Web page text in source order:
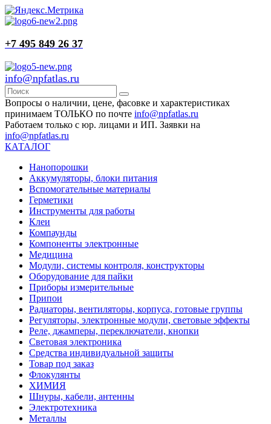
+7 495 849 26 37
info@npfatlas.ru
Вопросы о наличии, цене, фасовке и характеристиках
принимаем ТОЛЬКО по почте info@npfatlas.ru
Работаем только с юр. лицами и ИП. Заявки на
info@npfatlas.ru
КАТАЛОГ
Нанопорошки
Аккумуляторы, блоки питания
Вспомогательные материалы
Герметики
Инструменты для работы
Клеи
Компаунды
Компоненты электронные
Медицина
Модули, системы контроля, конструкторы
Оборудование для пайки
Приборы измерительные
Припои
Радиаторы, вентиляторы, корпуса, готовые группы
Регуляторы, электронные модули, световые эффекты
Реле, джамперы, переключатели, кнопки
Световая электроника
Средства индивидуальной защиты
Товар под заказ
Флокулянты
ХИМИЯ
Шнуры, кабели, антенны
Электротехника
Металлы